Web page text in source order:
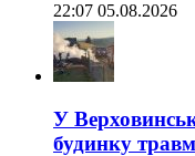
22:07 05.08.2026
У
будинку